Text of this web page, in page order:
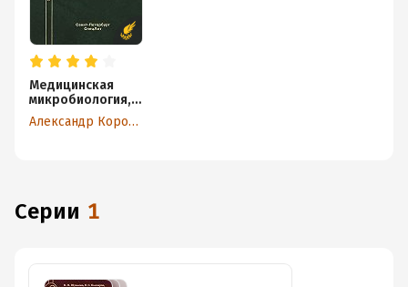
Медицинская
микробиология,
иммунология и
вирусология
Александр Коротяев
Серии 1